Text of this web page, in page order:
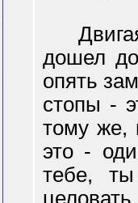
дошел
опять
стопы -
тому же,
это -
тебе,